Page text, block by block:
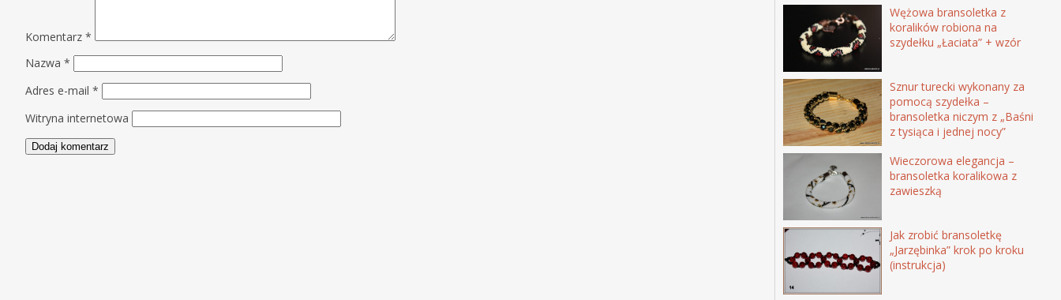
Komentarz*
Nazwa*
Adres e-mail*
Witryna internetowa
Wężowa bransoletka z
koralików robiona na
szydełku „Łaciata” + wzór
Sznur turecki wykonany za
pomocą szydełka –
bransoletka niczym z „Baśni
z tysiąca i jednej nocy”
Wieczorowa elegancja –
bransoletka koralikowa z
zawieszką
Jak zrobić bransoletkę
„Jarzębinka” krok po kroku
(instrukcja)